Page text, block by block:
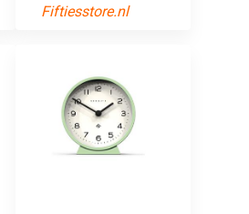
Fiftiesstore.nl